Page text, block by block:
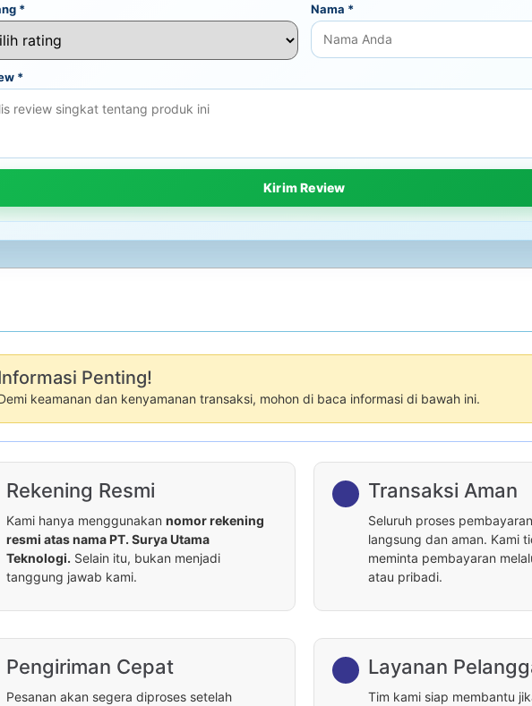
*
*
Nama *
Penting!
keamanan dan kenyamanan transaksi, mohon di baca informasi di bawah ini.
Rekening Resmi
Kami hanya menggunakannomor rekening
resmi atas nama PT. Surya Utama
Teknologi. Selain itu, bukan menjadi
tanggung jawab kami.
Transaksi Aman
Seluruh proses
langsung dan aman. Kami
meminta pembayaran
atau pribadi.
Pengiriman Cepat
Pesanan akan segera diproses setelah
Layanan
Tim kami siap membantu